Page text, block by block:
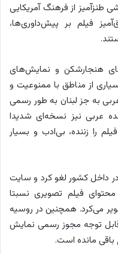
طنزآمیز از فرهنگ آمریکایی
فیلم بر پیش‌داوری‌ها،
هنجارشکن و نمایش‌های
از مناطق با ممنوعیت و
به جز لبنان به طور رسمی
عربی نیز نسخه‌ای شدیدا
را زننده، بی‌ادب و بسیار
داخل کشور لغو کرد و سایت
فیلم تصویری نسبتا
می‌کرد. همچنین در روسیه
توجه مجوز رسمی نمایش
مانده است.